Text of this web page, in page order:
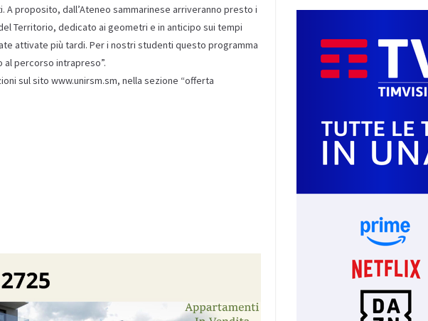
proposito, dall’Ateneo sammarinese arriveranno presto i
Territorio, dedicato ai geometri e in anticipo sui tempi
attivate più tardi. Per i nostri studenti questo programma
percorso intrapreso”.
sul sito www.unirsm.sm, nella sezione “offerta